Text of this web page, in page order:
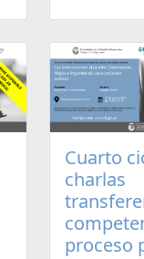
Cuarto
charlas
proceso